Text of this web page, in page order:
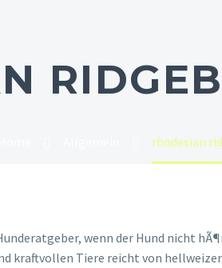
rhodesian
vielseitigen Begleiter für den Menschen. Der Ridgeback braucht ein Haus mit Garten und viel zusÃ¤tzliche Bewegung. Im Büro hat er bei mir einen ruhigen Platz. Egal wie Du die Zeit mit Deinem Hund gestaltest, ein gewisses MaÃ an sportlicher BetÃ¤tigung ist wichtig! Daher ist ein behutsames Vorgehen bei der Erziehung dieser Rasse von besonderer Bedeutung. Gut ausgelastet, ist er im Erwachsenenalter ein ruhiger, aufmerksamer Hausgenosse. So ein RR ist ein ganz besonderer Hund, aber wirklich eine Herausforderung. Was der Ridgeback nicht mag: Nichts tun. Dein Vierbeiner wird Dich testen und Altbekanntes hin und wieder hinterfragen. Auch der Rhodesian Ridgeback wechselt … Das wird schon. Hier finden Sie "Ihren" Rhodesian Ridgeback Welpen. Er wird Deinen Nachwuchs vermutlich genauso innig lieben wie Du. Sockes Welpen aus dem Zwinger vom Bärenwald. Als Junghund ist er stürmisch, voller überschäumender Energie. StÃ¤ndige Wiederholungen von Ãbungen und viel LobÂ fÃ¼hren in derÂ Erziehung eines Rhodesian Ridgebacks zum Erfolg. FÃ¼r Dich entstehen dadurch keineÂ zusÃ¤tzlichen Kosten. Das solltest Du Dir bei der Erziehung unbedingt zu Nutze machen. Wir planen den nächsten Wurf :-) Alle Informationen dazu: www.ridgeback.red Bestens sozialisierte und sehr sorgfältig im Haus aufgezogene Welpen. Sie heulen und jaulen nach ihrer Liebsten, und zwar gerne auch mal mitten in der Nacht. Das heiÃt Ridgebacks brauchen etwa zwei bis drei Jahre, um auch im Kopf wirklich erwachsen zu werden. Dieses Rasseportrait wurde von Frau Annemarie Schmidt-Pfister (langjährige Züchterin) verfasst und im August 2014 im Schweizerischen Hundemagazin veröffentlicht. Rhodesian Ridgeback Erziehung und Besonderheiten dieser Rasse. Rhodesian Ridgeback - Zwinger vom Bärenwald, Radeburg, Germany. Ist der kleine Welpe erst einmal bei Dir angekommen, bist Du sein ganzes Leben lang fÃ¼r ihn verantwortlich. Das Eis ist jedoch meist schnell gebrochen. Selbst hohe Gartenzäune können einen paarungsbereiten Rüden oft nicht aufhalten. Grösse und Gewicht betragen für Rüden 63 cm bis 69 cm und 36,5 kg, für Hündinnen 61 cm bis 66 cm und 32 kg. Da